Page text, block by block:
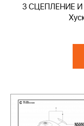
3 СЦЕПЛЕНИЕ